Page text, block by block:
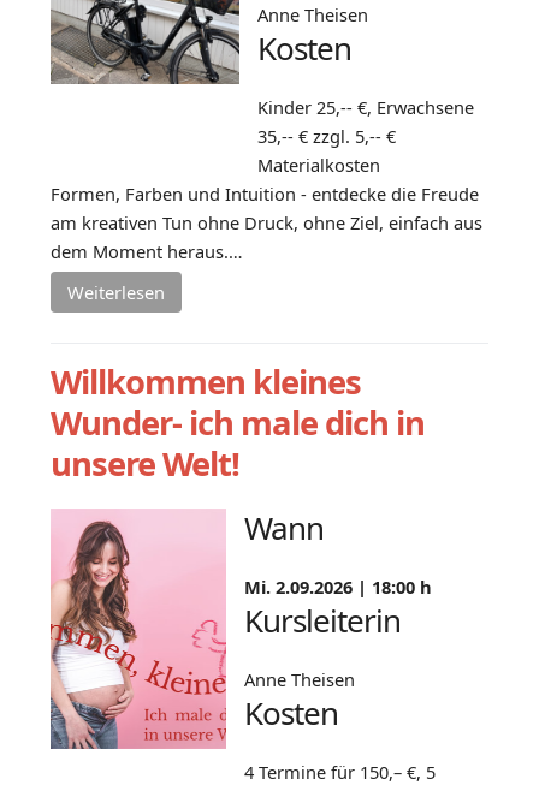
Anne Theisen
Kosten
Kinder 25,-- €, Erwachsene
35,-- € zzgl. 5,-- €
Materialkosten
Formen, Farben und Intuition - entdecke die Freude
am kreativen Tun ohne Druck, ohne Ziel, einfach aus
dem Moment heraus.…
Weiterlesen
Willkommen kleines
Wunder- ich male dich in
unsere Welt!
Wann
Mi. 2.09.2026 | 18:00 h
Kursleiterin
Anne Theisen
Kosten
4 Termine für 150,– €, 5